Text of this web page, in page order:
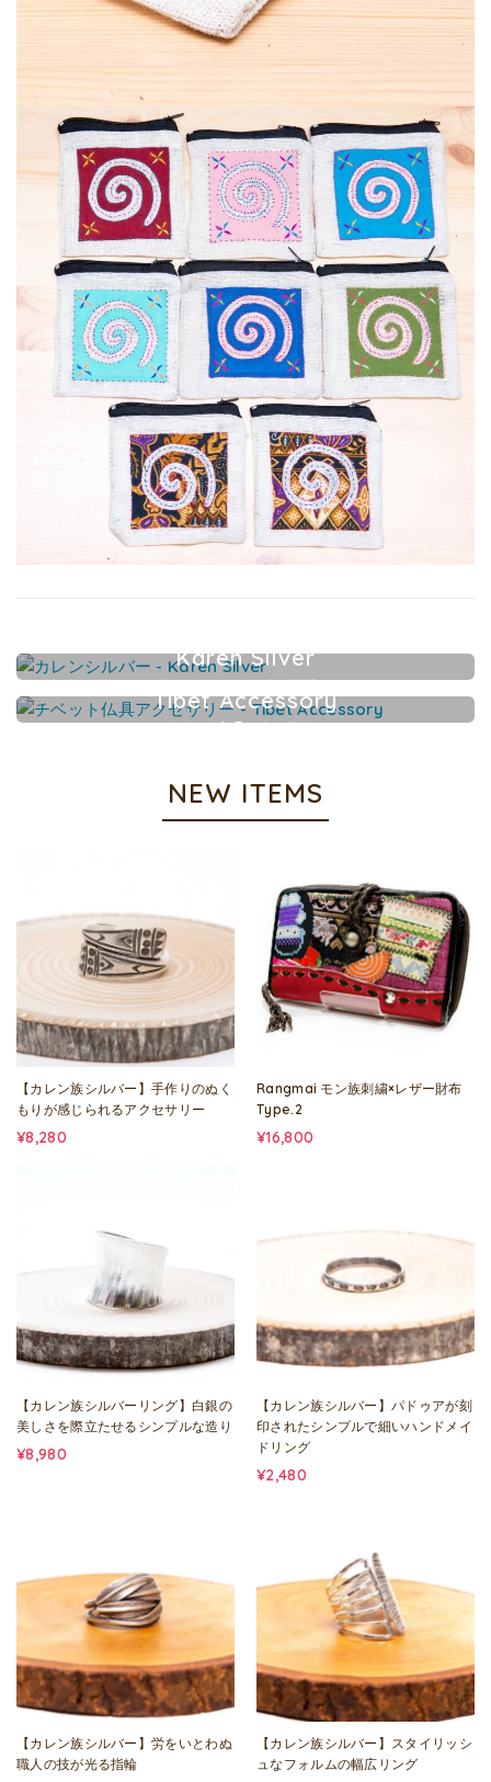
Karen Silver
カレンシルバーアクセサリー
Tibet Accessory
チベット仏具アクセサリー
NEW ITEMS
【カレン族シルバー】手作りのぬく
もりが感じられるアクセサリー
¥8,280
Rangmai モン族刺繍×レザー財布
Type.2
¥16,800
【カレン族シルバーリング】白銀の
美しさを際立たせるシンプルな造り
¥8,980
【カレン族シルバー】パドゥアが刻
印されたシンプルで細いハンドメイ
ドリング
¥2,480
【カレン族シルバー】労をいとわぬ
職人の技が光る指輪
【カレン族シルバー】スタイリッシ
ュなフォルムの幅広リング